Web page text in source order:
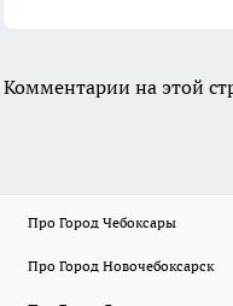
Комментарии на этой
Про Город Чебоксары
Про Город Новочебоксарск